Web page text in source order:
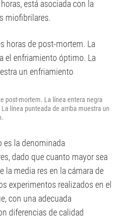
está asociada con la
miofibrilares.
post-mortem. La línea entera negra
línea punteada de arriba muestra un
es la denominada
dado que cuanto mayor sea
la media res en la cámara de
experimentos realizados en el
con una adecuada
diferencias de calidad